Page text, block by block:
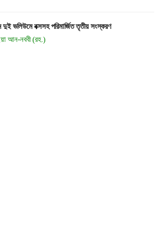
ভলিউমে বক্সসহ পরিমার্জিত তৃতীয় সংস্করণ
আন-নববী (রহ.)